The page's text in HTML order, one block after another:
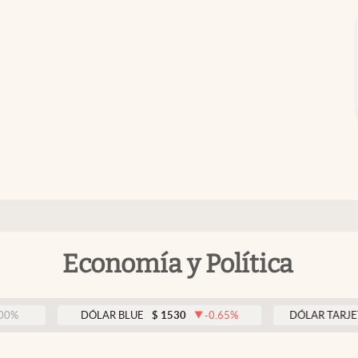
Economía y Política
DÓLAR BLUE $ 1530 -0.65 % DÓLAR TARJETA $